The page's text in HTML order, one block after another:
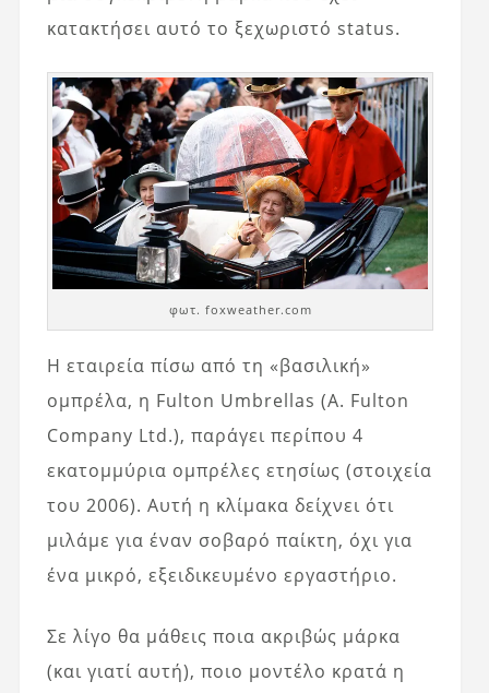
κατακτήσει αυτό το ξεχωριστό status.
φωτ. foxweather.com
Η εταιρεία πίσω από τη «βασιλική»
ομπρέλα, η Fulton Umbrellas (A. Fulton
Company Ltd.), παράγει περίπου 4
εκατομμύρια ομπρέλες ετησίως (στοιχεία
του 2006). Αυτή η κλίμακα δείχνει ότι
μιλάμε για έναν σοβαρό παίκτη, όχι για
ένα μικρό, εξειδικευμένο εργαστήριο.
Σε λίγο θα μάθεις ποια ακριβώς μάρκα
(και γιατί αυτή), ποιο μοντέλο κρατά η